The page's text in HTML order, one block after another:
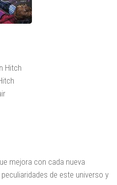
Hitch
mejora con cada nueva
de este universo y